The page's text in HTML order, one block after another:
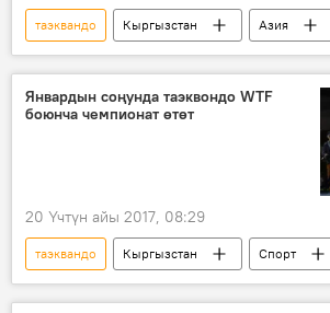
таэквандо Кыргызстан
Азия
Дүйнөдө
Спорт
Жаңылыктар
турнир
Январдын соңунда таэквондо WTF
боюнча чемпионат өтөт
20 Үчтүн айы 2017, 08:29
таэквандо Кыргызстан
Спорт
Жаңылыктар
мелдеш